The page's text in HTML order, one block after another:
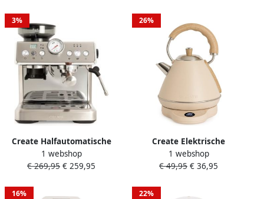
kruidenmolen Zwart
3%
Create Halfautomatische
espressomachine met
stoompijpje Roestvrij staal
1 webshop
€ 269,95 € 259,95
26%
Create Elektrische
waterkoker 1 L met
temperatuurregeling Zand
1 webshop
€ 49,95 € 36,95
16% 22%